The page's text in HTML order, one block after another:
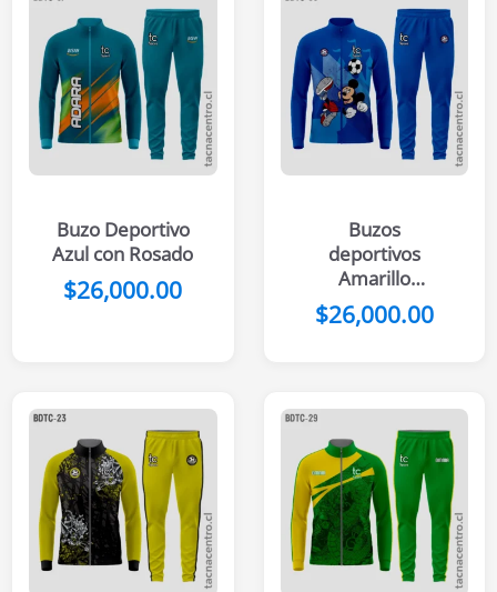
Buzo Deportivo
Azul con Rosado
$26,000.00
Buzos
deportivos
Amarillo
animado
$26,000.00